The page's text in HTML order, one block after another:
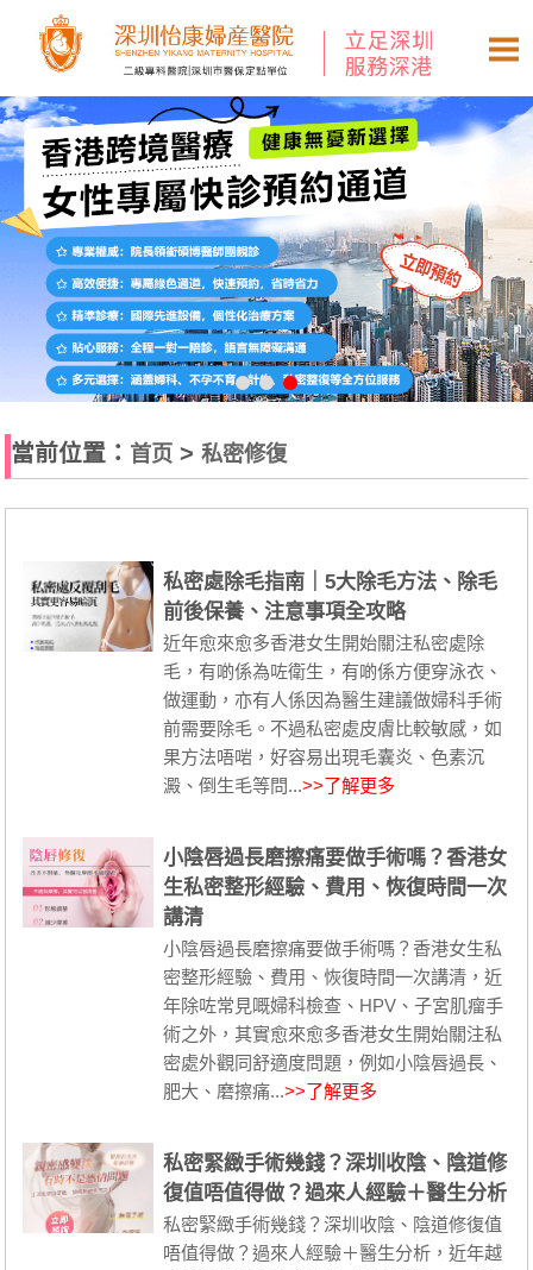
當前位置： 首页 >私密修復
私密處除毛指南｜5大除毛方法、除毛
前後保養、注意事項全攻略
近年愈來愈多香港女生開始關注私密處除
毛，有啲係為咗衛生，有啲係方便穿泳衣、
做運動，亦有人係因為醫生建議做婦科手術
前需要除毛。不過私密處皮膚比較敏感，如
果方法唔啱，好容易出現毛囊炎、色素沉
澱、倒生毛等問...>>了解更多
小陰唇過長磨擦痛要做手術嗎？香港女
生私密整形經驗、費用、恢復時間一次
講清
小陰唇過長磨擦痛要做手術嗎？香港女生私
密整形經驗、費用、恢復時間一次講清，近
年除咗常見嘅婦科檢查、HPV、子宮肌瘤手
術之外，其實愈來愈多香港女生開始關注私
密處外觀同舒適度問題，例如小陰唇過長、
肥大、磨擦痛...>>了解更多
私密緊緻手術幾錢？深圳收陰、陰道修
復值唔值得做？過來人經驗＋醫生分析
私密緊緻手術幾錢？深圳收陰、陰道修復值
唔值得做？過來人經驗＋醫生分析，近年越